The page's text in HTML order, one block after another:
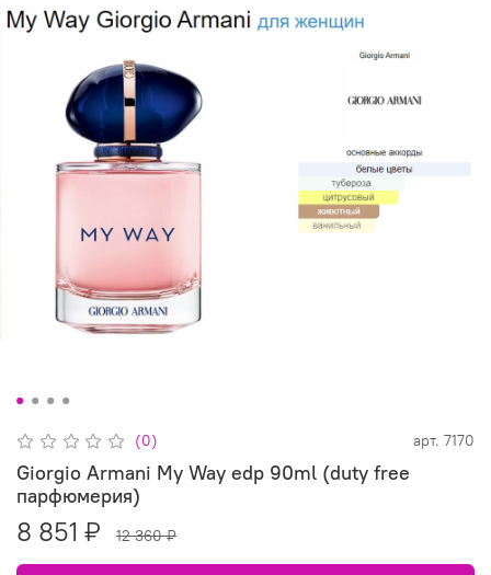
(0) арт. 7170
Giorgio Armani My Way edp 90ml (duty free
парфюмерия)
8 851 ₽ 12 360 ₽